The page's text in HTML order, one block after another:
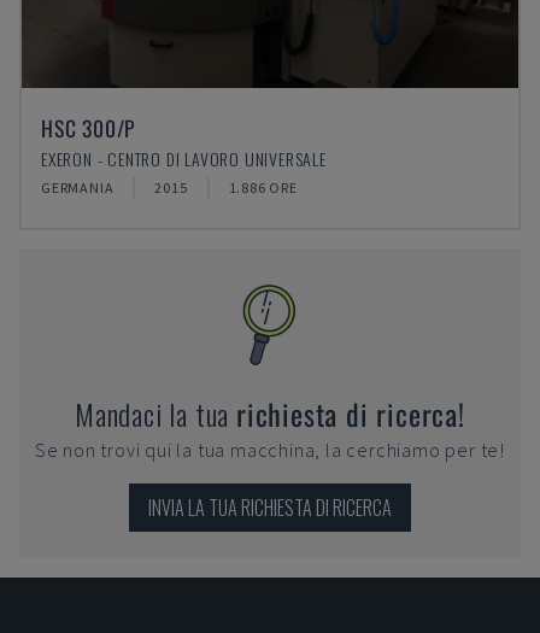
HSC 300/P
EXERON - CENTRO DI LAVORO UNIVERSALE
GERMANIA 2015 1.886 ORE
Mandaci la tua richiesta di ricerca!
Se non trovi qui la tua macchina, la cerchiamo per te!
INVIA LA TUA RICHIESTA DI RICERCA